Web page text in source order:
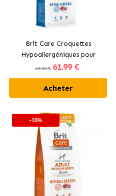
Brit Care Croquettes
Hypoallergéniques pour
Chiens de Grandes Races
avec Agneau
68.88 € 61.99 €
Acheter
-10%